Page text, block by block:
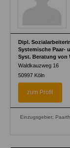
Dipl.
Systemische Paar-
Syst. Beratung von
Waldkauzweg 16
50997 Köln
zum Profil
Einzugsgebiet: